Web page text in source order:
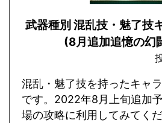
武器種別 混乱技・魅了技
(8月追加追憶の幻
混乱・魅了技を持ったキャ
です。2022年8月上旬追加
場の攻略に利用してみてく